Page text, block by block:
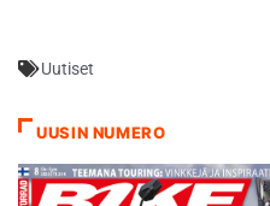
Hondan 680-kuutioisessa…
Uutiset
UUSIN NUMERO